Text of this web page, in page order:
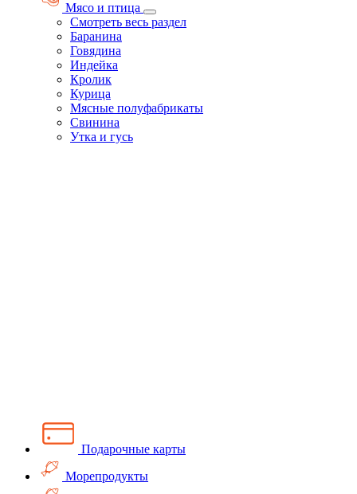
Мясо и птица
Смотреть весь раздел
Баранина
Говядина
Индейка
Кролик
Курица
Мясные полуфабрикаты
Свинина
Утка и гусь
Подарочные карты
Морепродукты